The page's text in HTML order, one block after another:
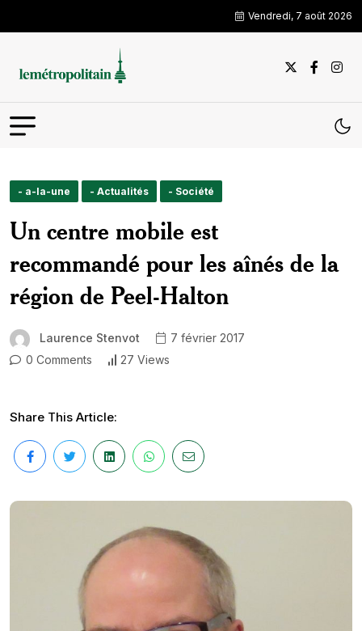
Vendredi, 7 août 2026
- a-la-une - Actualités - Société
Un centre mobile est
recommandé pour les aînés de la
région de Peel-Halton
Laurence Stenvot
7 février 2017
0 Comments
27 Views
Share This Article: